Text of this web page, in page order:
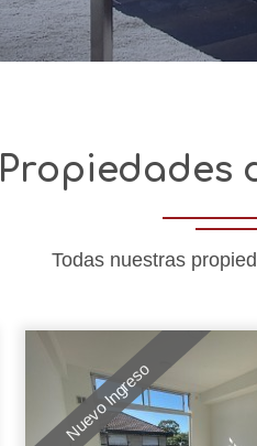
Propiedades
Todas nuestras
Nuevo Ingreso